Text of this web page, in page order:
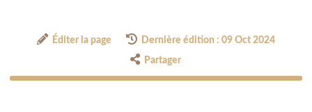
Éditer la page Dernière édition : 09 Oct 2024
Partager